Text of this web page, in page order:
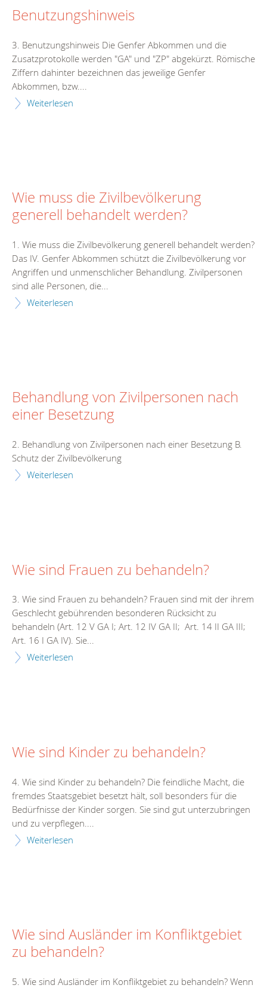
Benutzungshinweis
3. Benutzungshinweis Die Genfer Abkommen und die
Zusatzprotokolle werden "GA" und "ZP" abgekürzt. Römische
Ziffern dahinter bezeichnen das jeweilige Genfer
Abkommen, bzw....
Weiterlesen
Wie muss die Zivilbevölkerung
generell behandelt werden?
1. Wie muss die Zivilbevölkerung generell behandelt werden?
Das IV. Genfer Abkommen schützt die Zivilbevölkerung vor
Angriffen und unmenschlicher Behandlung. Zivilpersonen
sind alle Personen, die...
Weiterlesen
Behandlung von Zivilpersonen nach
einer Besetzung
2. Behandlung von Zivilpersonen nach einer Besetzung B.
Schutz der Zivilbevölkerung
Weiterlesen
Wie sind Frauen zu behandeln?
3. Wie sind Frauen zu behandeln? Frauen sind mit der ihrem
Geschlecht gebührenden besonderen Rücksicht zu
behandeln (Art. 12 V GA I; Art. 12 IV GA II; Art. 14 II GA III;
Art. 16 I GA IV). Sie...
Weiterlesen
Wie sind Kinder zu behandeln?
4. Wie sind Kinder zu behandeln? Die feindliche Macht, die
fremdes Staatsgebiet besetzt hält, soll besonders für die
Bedürfnisse der Kinder sorgen. Sie sind gut unterzubringen
und zu verpflegen....
Weiterlesen
Wie sind Ausländer im Konfliktgebiet
zu behandeln?
5. Wie sind Ausländer im Konfliktgebiet zu behandeln? Wenn